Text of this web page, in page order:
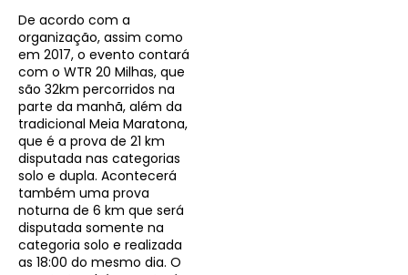
De acordo com a
organização, assim como
em 2017, o evento contará
com o WTR 20 Milhas, que
são 32km percorridos na
parte da manhã, além da
tradicional Meia Maratona,
que é a prova de 21 km
disputada nas categorias
solo e dupla. Acontecerá
também uma prova
noturna de 6 km que será
disputada somente na
categoria solo e realizada
as 18:00 do mesmo dia. O